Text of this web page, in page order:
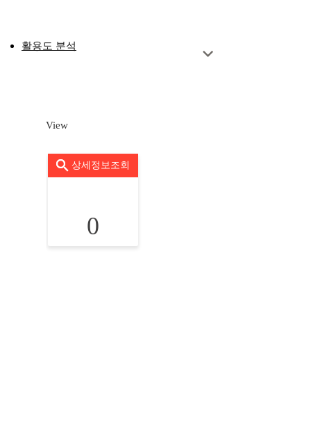
활용도 분석
View
상세정보조회
0